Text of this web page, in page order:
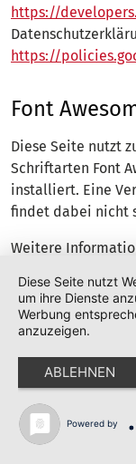
https://
https://
Font
Diese Seite nutzt
Schriftarten Font
installiert. Eine
findet dabei nicht
Weitere
https://
Wir nutzen den
Wir binden das
dem Server der
Diese Seite nutzt
um ihre Dienste
Werbung
anzuzeigen.
ABLEHNEN
Powered by